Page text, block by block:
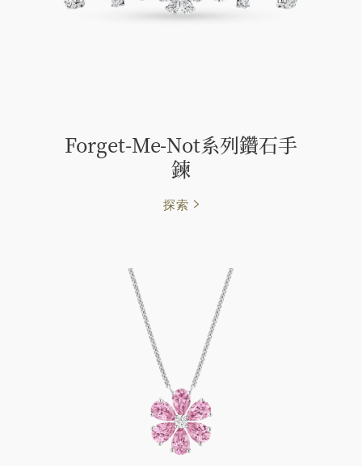
Forget-Me-Not系列鑽石手
鍊
探索